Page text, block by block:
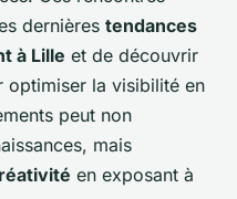
dernières tendances
à Lille et de découvrir
optimiser la visibilité en
peut non
mais
en exposant à